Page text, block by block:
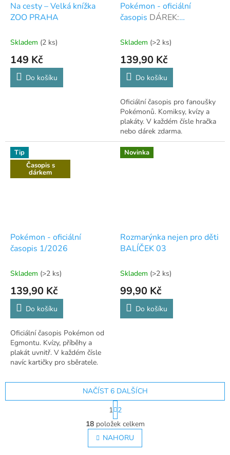
Na cesty – Velká knížka
ZOO PRAHA
Skladem (2 ks)
149 Kč
Do košíku
Pokémon - oficiální
časopis DÁREK:
Skladem (>2 ks)
139,90 Kč
Do košíku
Oficiální časopis pro fanoušky
Pokémonů. Komiksy, kvízy a
plakáty. V každém čísle hračka
nebo dárek zdarma.
Tip
Časopis s
dárkem
Pokémon - oficiální
časopis 1/2026
Skladem (>2 ks)
139,90 Kč
Do košíku
Oficiální časopis Pokémon od
Egmontu. Kvízy, příběhy a
plakát uvnitř. V každém čísle
navíc kartičky pro sběratele.
Novinka
Rozmarýnka nejen pro děti
BALÍČEK 03
Skladem (>2 ks)
99,90 Kč
Do košíku
O
v
l
á
NAČÍST 6 DALŠÍCH
S
t
r
á
n
k
1 2
18položek celkem
NAHORU